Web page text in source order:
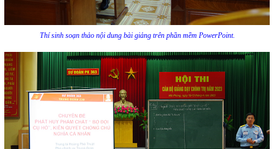
Thí sinh soạn thảo nội dung bài giảng trên phần mềm PowerPoint.